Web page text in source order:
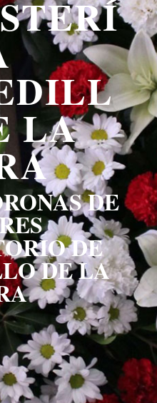
LA
DE
DE
DE LA